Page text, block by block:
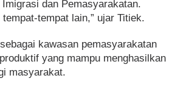
dan Pemasyarakatan.
tempat lain,” ujar Titiek.
kawasan pemasyarakatan
yang mampu menghasilkan
masyarakat.